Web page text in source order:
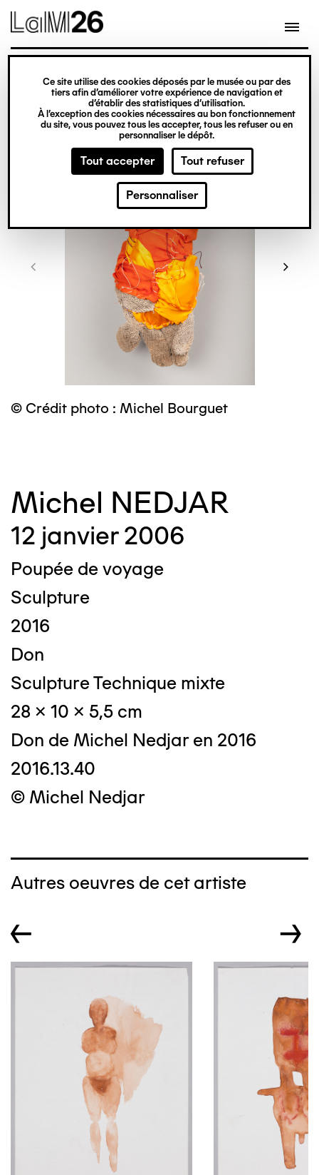
Gestion des cookies
Ce site utilise des cookies déposés par le musée ou par des
tiers afin d’améliorer votre expérience de navigation et
d’établir des statistiques d’utilisation.
À l’exception des cookies nécessaires au bon fonctionnement
du site, vous pouvez tous les accepter, tous les refuser ou en
personnaliser le dépôt.
Tout accepter Tout refuser
Personnaliser
contenu
© Crédit photo : Michel Bourguet
Michel NEDJAR
12 janvier 2006
Poupée de voyage
Sculpture
2016
Don
Sculpture Technique mixte
28 x 10 x 5,5 cm
Don de Michel Nedjar en 2016
2016.13.40
© Michel Nedjar
Autres oeuvres de cet artiste
← →